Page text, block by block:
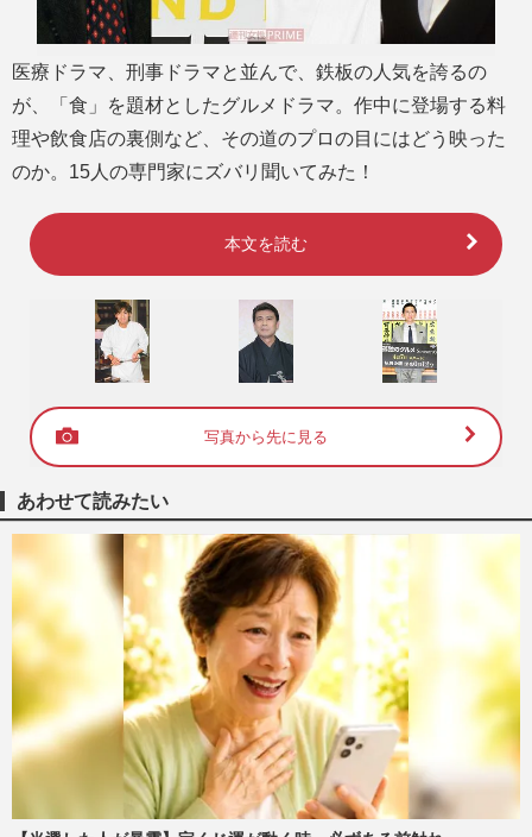
医療ドラマ、刑事ドラマと並んで、鉄板の人気を誇るの
が、「食」を題材としたグルメドラマ。作中に登場する料
理や飲食店の裏側など、その道のプロの目にはどう映った
のか。15人の専門家にズバリ聞いてみた！
本文を読む
写真から先に見る
あわせて読みたい